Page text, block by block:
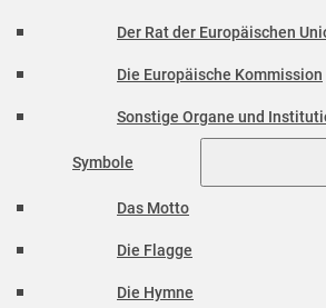
Der Rat der Europäischen
Die Europäische Kommission
Sonstige Organe und
Symbole
Das Motto
Die Flagge
Die Hymne